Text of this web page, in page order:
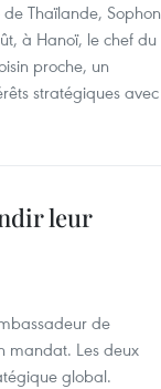
Thaïlande, Sophon
à Hanoï, le chef du
proche, un
stratégiques avec
leur
de
mandat. Les deux
global.